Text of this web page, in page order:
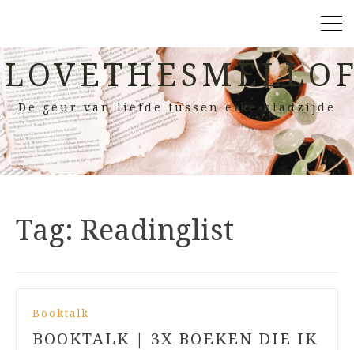
De geur van liefde tussen elke bladzijde
Tag: Readinglist
Booktalk
BOOKTALK | 3X BOEKEN DIE IK